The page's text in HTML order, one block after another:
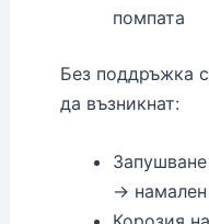
помпата
Без поддръжка
да възникнат:
→ намален